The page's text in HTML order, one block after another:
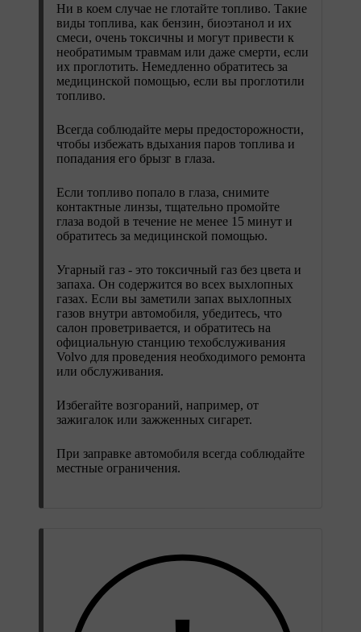
Ни в коем случае не глотайте топливо. Такие
виды топлива, как бензин, биоэтанол и их
смеси, очень токсичны и могут привести к
необратимым травмам или даже смерти, если
их проглотить. Немедленно обратитесь за
медицинской помощью, если вы проглотили
топливо.
Всегда соблюдайте меры предосторожности,
чтобы избежать вдыхания паров топлива и
попадания его брызг в глаза.
Если топливо попало в глаза, снимите
контактные линзы, тщательно промойте
глаза водой в течение не менее 15 минут и
обратитесь за медицинской помощью.
Угарный газ - это токсичный газ без цвета и
запаха. Он содержится во всех выхлопных
газах. Если вы заметили запах выхлопных
газов внутри автомобиля, убедитесь, что
салон проветривается, и обратитесь на
официальную станцию техобслуживания
Volvo для проведения необходимого ремонта
или обслуживания.
Избегайте возгораний, например, от
зажигалок или зажженных сигарет.
При заправке автомобиля всегда соблюдайте
местные ограничения.